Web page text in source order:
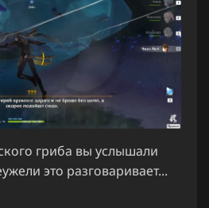
гриба вы услышали
это разговаривает...